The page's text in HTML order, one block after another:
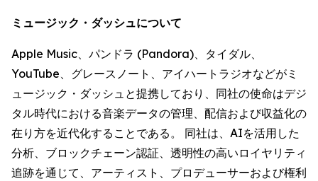
ミュージック・ダッシュについて
Apple Music、パンドラ (Pandora)、タイダル、
YouTube、グレースノート、アイハートラジオなどがミ
ュージック・ダッシュと提携しており、同社の使命はデジ
タル時代における音楽データの管理、配信および収益化の
在り方を近代化することである。 同社は、AIを活用した
分析、ブロックチェーン認証、透明性の高いロイヤリティ
追跡を通じて、アーティスト、プロデューサーおよび権利